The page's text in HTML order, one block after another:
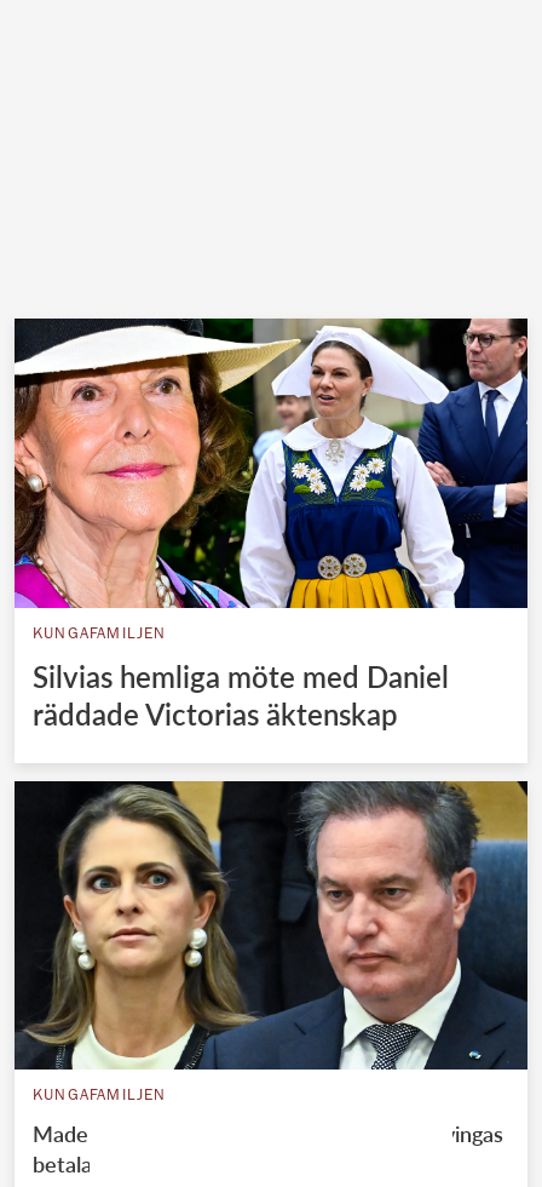
KUNGAFAMILJEN
Silvias hemliga möte med Daniel
räddade Victorias äktenskap
KUNGAFAMILJEN
Madeleines ekonomiska jätteflopp – Chris tvingas
betala